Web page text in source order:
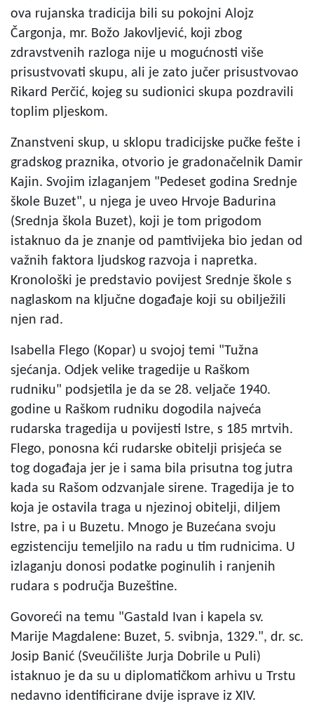
ova rujanska tradicija bili su pokojni Alojz
Čargonja, mr. Božo Jakovljević, koji zbog
zdravstvenih razloga nije u mogućnosti više
prisustvovati skupu, ali je zato jučer prisustvovao
Rikard Perčić, kojeg su sudionici skupa pozdravili
toplim pljeskom.
Znanstveni skup, u sklopu tradicijske pučke fešte i
gradskog praznika, otvorio je gradonačelnik Damir
Kajin. Svojim izlaganjem "Pedeset godina Srednje
škole Buzet", u njega je uveo Hrvoje Badurina
(Srednja škola Buzet), koji je tom prigodom
istaknuo da je znanje od pamtivijeka bio jedan od
važnih faktora ljudskog razvoja i napretka.
Kronološki je predstavio povijest Srednje škole s
naglaskom na ključne događaje koji su obilježili
njen rad.
Isabella Flego (Kopar) u svojoj temi "Tužna
sjećanja. Odjek velike tragedije u Raškom
rudniku" podsjetila je da se 28. veljače 1940.
godine u Raškom rudniku dogodila najveća
rudarska tragedija u povijesti Istre, s 185 mrtvih.
Flego, ponosna kći rudarske obitelji prisjeća se
tog događaja jer je i sama bila prisutna tog jutra
kada su Rašom odzvanjale sirene. Tragedija je to
koja je ostavila traga u njezinoj obitelji, diljem
Istre, pa i u Buzetu. Mnogo je Buzećana svoju
egzistenciju temeljilo na radu u tim rudnicima. U
izlaganju donosi podatke poginulih i ranjenih
rudara s područja Buzeštine.
Govoreći na temu "Gastald Ivan i kapela sv.
Marije Magdalene: Buzet, 5. svibnja, 1329.", dr. sc.
Josip Banić (Sveučilište Jurja Dobrile u Puli)
istaknuo je da su u diplomatičkom arhivu u Trstu
nedavno identificirane dvije isprave iz XIV.